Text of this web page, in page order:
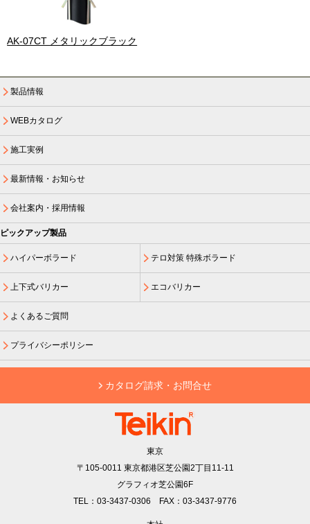
AK-07CT メタリックブラック
製品情報
WEBカタログ
施工実例
最新情報・お知らせ
会社案内・採用情報
ピックアップ製品
ハイパーボラード テロ対策 特殊ボラード
上下式バリカー エコバリカー
よくあるご質問
プライバシーポリシー
カタログ請求・お問合せ
東京
〒105-0011 東京都港区芝公園2丁目11-11
グラフィオ芝公園6F
TEL：03-3437-0306 FAX：03-3437-9776